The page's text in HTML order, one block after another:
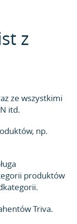
z
ze wszystkimi
itd.
np.
produktów
Triva.